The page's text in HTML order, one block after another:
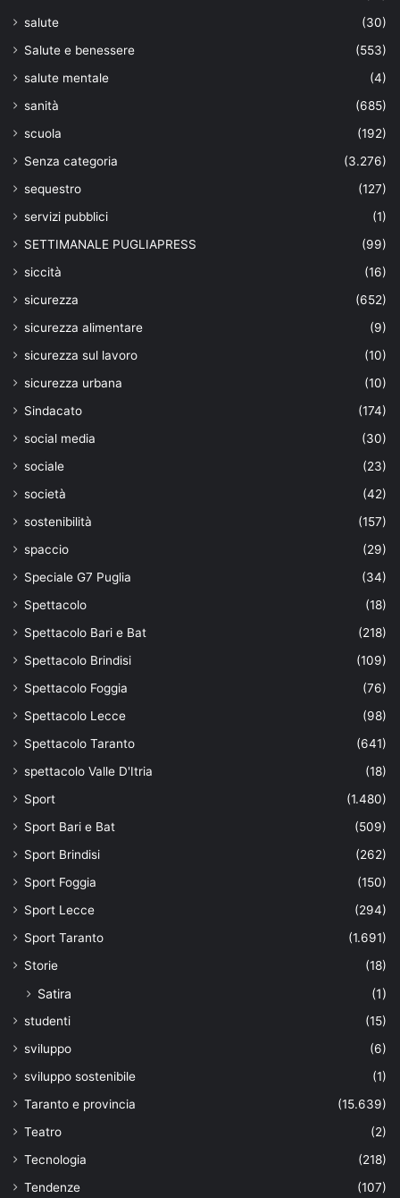
salute
(30)
Salute e benessere
(553)
salute mentale
(4)
sanità
(685)
scuola
(192)
Senza categoria
(3.276)
sequestro
(127)
servizi pubblici
(1)
SETTIMANALE PUGLIAPRESS
(99)
siccità
(16)
sicurezza
(652)
sicurezza alimentare
(9)
sicurezza sul lavoro
(10)
sicurezza urbana
(10)
Sindacato
(174)
social media
(30)
sociale
(23)
società
(42)
sostenibilità
(157)
spaccio
(29)
Speciale G7 Puglia
(34)
Spettacolo
(18)
Spettacolo Bari e Bat
(218)
Spettacolo Brindisi
(109)
Spettacolo Foggia
(76)
Spettacolo Lecce
(98)
Spettacolo Taranto
(641)
spettacolo Valle D'Itria
(18)
Sport
(1.480)
Sport Bari e Bat
(509)
Sport Brindisi
(262)
Sport Foggia
(150)
Sport Lecce
(294)
Sport Taranto
(1.691)
Storie
(18)
Satira (1)
studenti
(15)
sviluppo
(6)
sviluppo sostenibile
(1)
Taranto e provincia
(15.639)
Teatro
(2)
Tecnologia
(218)
Tendenze
(107)